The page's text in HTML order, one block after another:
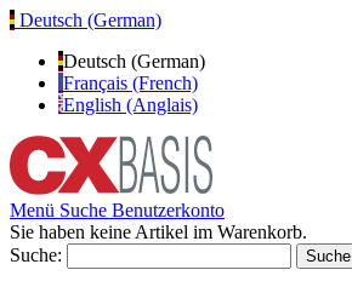
Deutsch (German)
Deutsch (German)
Français (French)
English (Anglais)
Menü Suche Benutzerkonto
Sie haben keine Artikel im Warenkorb.
Suche:
Suche